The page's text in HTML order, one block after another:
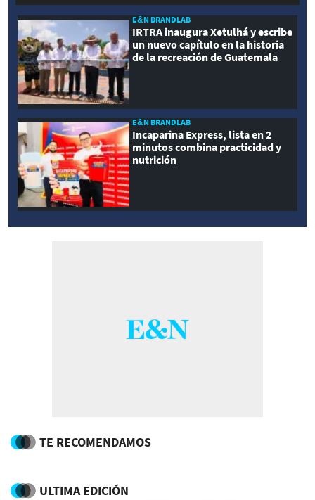
E&N BRANDLAB
IRTRA inaugura Xetulhá y escribe
un nuevo capítulo en la historia
de la recreación de Guatemala
E&N BRANDLAB
Incaparina Express, lista en 2
minutos combina practicidad y
nutrición
TE RECOMENDAMOS
ULTIMA EDICIÓN